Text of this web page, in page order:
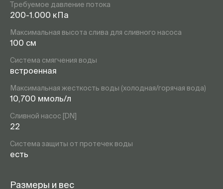
Требуемое давление потока
200-1.000 кПа
Максимальная высота слива для сливного насоса
100 см
Система смягчения воды
встроенная
Максимальная жесткость воды (холодная/горячая вода)
10,700 ммоль/л
Сливной насос [DN]
22
Система защиты от протечек воды
есть
Размеры и вес